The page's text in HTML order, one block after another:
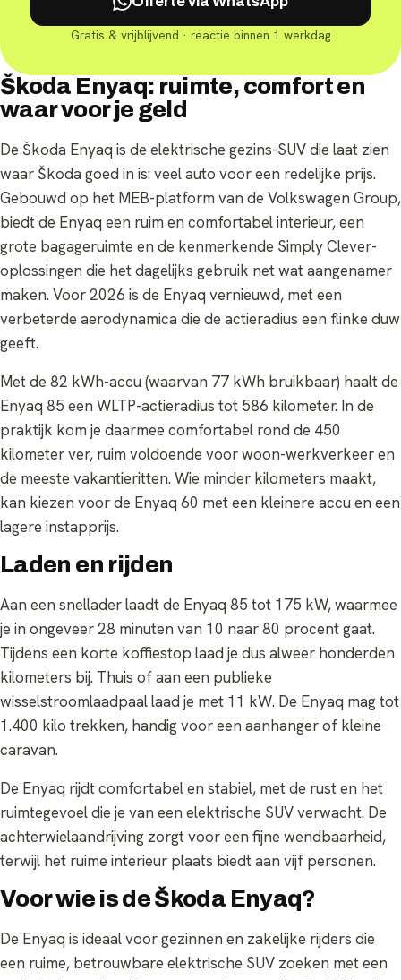
Gratis & vrijblijvend · reactie binnen 1 werkdag
Škoda Enyaq: ruimte, comfort en
waar voor je geld
De Škoda Enyaq is de elektrische gezins-SUV die laat zien
waar Škoda goed in is: veel auto voor een redelijke prijs.
Gebouwd op het MEB-platform van de Volkswagen Group,
biedt de Enyaq een ruim en comfortabel interieur, een
grote bagageruimte en de kenmerkende Simply Clever-
oplossingen die het dagelijks gebruik net wat aangenamer
maken. Voor 2026 is de Enyaq vernieuwd, met een
verbeterde aerodynamica die de actieradius een flinke duw
geeft.
Met de 82 kWh-accu (waarvan 77 kWh bruikbaar) haalt de
Enyaq 85 een WLTP-actieradius tot 586 kilometer. In de
praktijk kom je daarmee comfortabel rond de 450
kilometer ver, ruim voldoende voor woon-werkverkeer en
de meeste vakantieritten. Wie minder kilometers maakt,
kan kiezen voor de Enyaq 60 met een kleinere accu en een
lagere instapprijs.
Laden en rijden
Aan een snellader laadt de Enyaq 85 tot 175 kW, waarmee
je in ongeveer 28 minuten van 10 naar 80 procent gaat.
Tijdens een korte koffiestop laad je dus alweer honderden
kilometers bij. Thuis of aan een publieke
wisselstroomlaadpaal laad je met 11 kW. De Enyaq mag tot
1.400 kilo trekken, handig voor een aanhanger of kleine
caravan.
De Enyaq rijdt comfortabel en stabiel, met de rust en het
ruimtegevoel die je van een elektrische SUV verwacht. De
achterwielaandrijving zorgt voor een fijne wendbaarheid,
terwijl het ruime interieur plaats biedt aan vijf personen.
Voor wie is de Škoda Enyaq?
De Enyaq is ideaal voor gezinnen en zakelijke rijders die
een ruime, betrouwbare elektrische SUV zoeken met een